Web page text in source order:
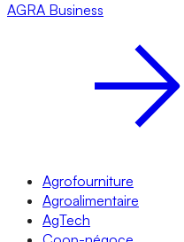
AGRA Business
Agrofourniture
Agroalimentaire
AgTech